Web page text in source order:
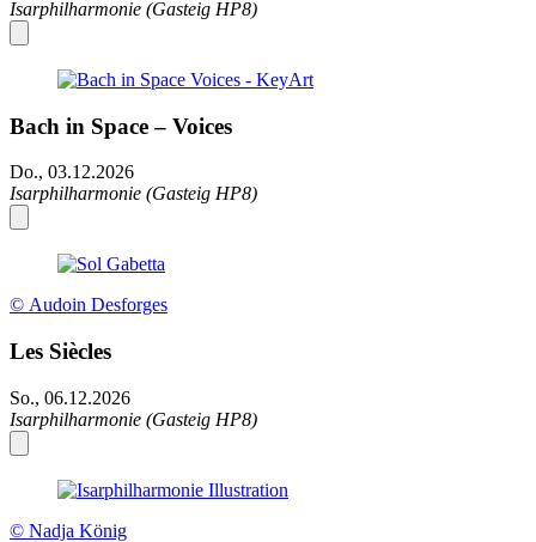
Isarphilharmonie (Gasteig HP8)
Bach in Space – Voices
Do., 03.12.2026
Isarphilharmonie (Gasteig HP8)
© Audoin Desforges
Les Siècles
So., 06.12.2026
Isarphilharmonie (Gasteig HP8)
© Nadja König